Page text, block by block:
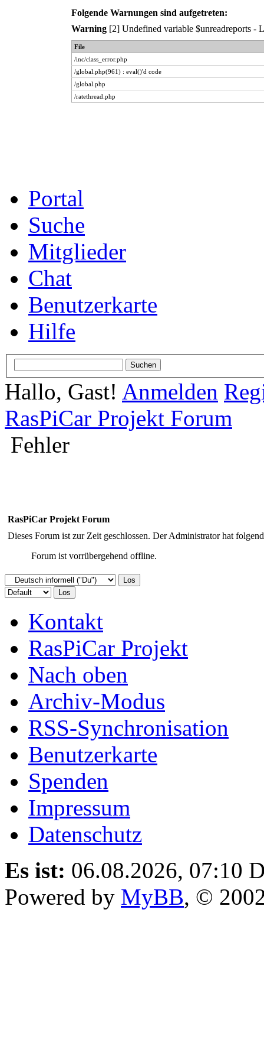
Folgende Warnungen sind aufgetreten:
Warning[2] Undefined variable $unreadreports -
File
/inc/class_error.php
/global.php(961) : eval()'d code
/global.php
/ratethread.php
Portal
Suche
Mitglieder
Chat
Benutzerkarte
Hilfe
Hallo, Gast! Anmelden
RasPiCar Projekt Forum
Fehler
RasPiCar Projekt Forum
Dieses Forum ist zur Zeit geschlossen. Der Administrator hat
Forum ist vorrübergehend offline.
Kontakt
RasPiCar Projekt
Nach oben
Archiv-Modus
RSS-Synchronisation
Benutzerkarte
Spenden
Impressum
Datenschutz
Es ist: 06.08.2026, 07:10
Powered by MyBB, ©